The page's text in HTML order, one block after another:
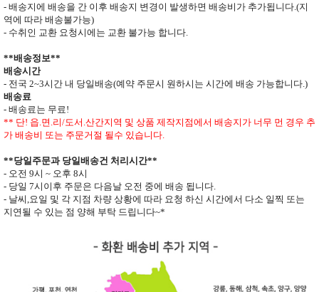
- 배송지에 배송을 간 이후 배송지 변경이 발생하면 배송비가 추가됩니다.(지
역에 따라 배송불가능)
- 수취인 교환 요청시에는 교환 불가능 합니다.
**배송정보**
배송시간
- 전국 2~3시간 내 당일배송(예약 주문시 원하시는 시간에 배송 가능합니다.)
배송료
- 배송료는 무료!
** 단! 읍.면 .리/도서 .산간지역 및 상품 제작지점에서 배송지가 너무 먼 경우 추
가 배송비 또는 주문거절 될수 있습니다.
**당일주문과 당일배송건 처리시간**
- 오전 9시 ~ 오후 8시
- 당일 7시이후 주문은 다음날 오전 중에 배송 됩니다.
- 날씨,요일 및 각 지점 차량 상황에 따라 요청 하신 시간에서 다소 일찍 또는
지연될 수 있는 점 양해 부탁 드립니다~*